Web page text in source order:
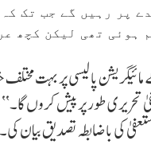
پر رہیں گے جب تک
ہوئی تھی لیکن کچھ
پالیسی پر بہت مختلف
تحریری طور پر پیش کروں
کی باضابطہ تصدیق بیان کی۔